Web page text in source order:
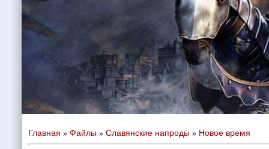
Главная » Файлы » Славянские напроды » Новое время